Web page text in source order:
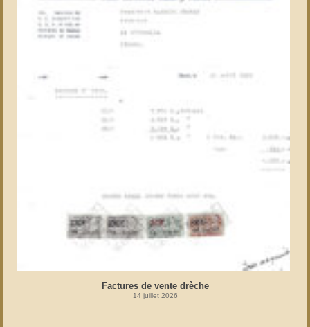
Factures de vente drèche
14 juillet 2026